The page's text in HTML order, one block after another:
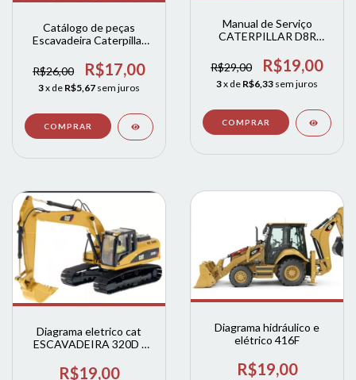
Catálogo de peças
Escavadeira Caterpillar
R$26,00
R$17,00
3x de R$5,67 sem juros
Manual de Serviço
CATERPILLAR D8R
R$29,00
R$19,00
3x de R$6,33 sem juros
Diagrama eletrico cat
ESCAVADEIRA 320D /
eletrico cat
R$19,00
Diagrama hidráulico e
elétrico 416F
R$19,00